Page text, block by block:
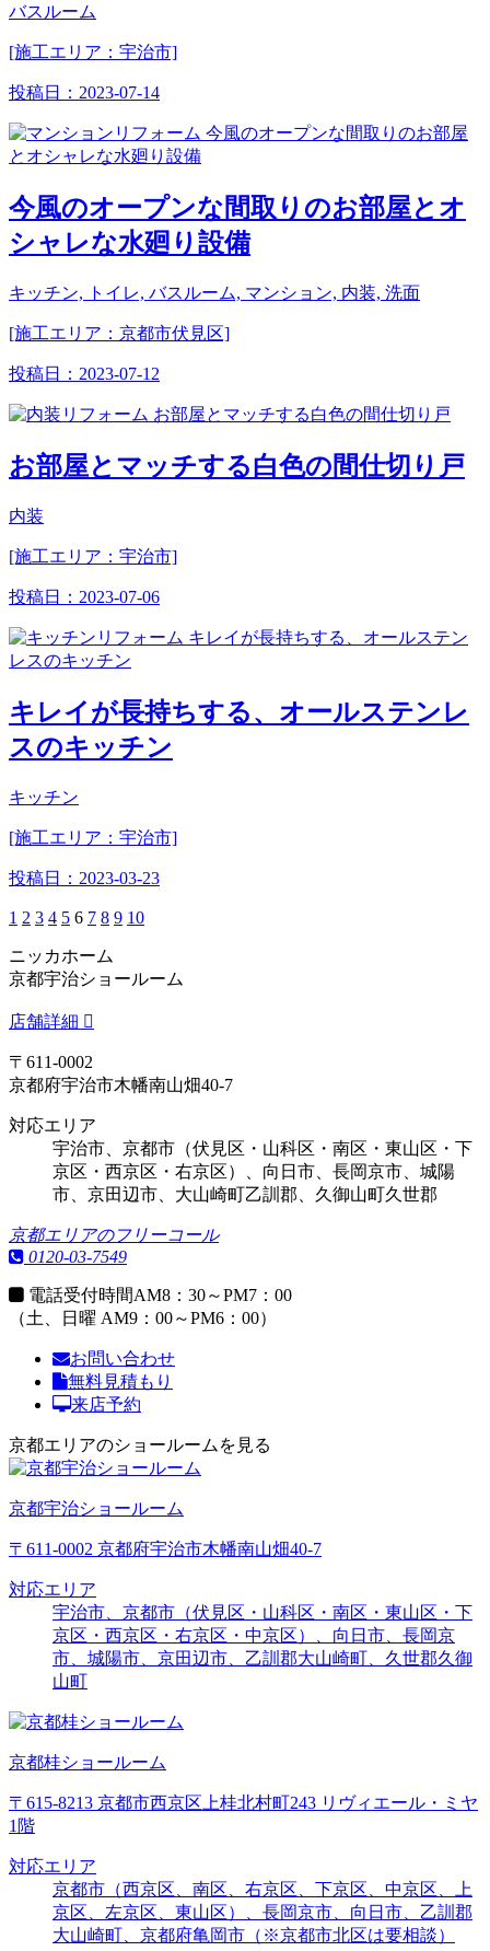
バスルーム
[施工エリア：宇治市]
投稿日： 2023-07-14
今風のオープンな間取りのお部屋とオ
シャレな水廻り設備
キッチン, トイレ, バスルーム, マンション, 内装, 洗面
[施工エリア：京都市伏見区]
投稿日： 2023-07-12
お部屋とマッチする白色の間仕切り戸
内装
[施工エリア：宇治市]
投稿日： 2023-07-06
キレイが長持ちする、オールステンレ
スのキッチン
キッチン
[施工エリア：宇治市]
投稿日： 2023-03-23
1 2 3 4 5 6 7 8 9 10
ニッカホーム
京都宇治ショールーム
店舗詳細
〒611-0002
京都府宇治市木幡南山畑40-7
対応エリア
宇治市、京都市（伏見区・山科区・南区・東山区・下
京区・西京区・右京区）、向日市、長岡京市、城陽
市、京田辺市、大山崎町乙訓郡、久御山町久世郡
京都エリアのフリーコール
0120-03-7549
電話受付時間AM8：30～PM7：00
（土、日曜 AM9：00～PM6：00）
お問い合わせ
無料見積もり
来店予約
京都エリアのショールームを見る
京都宇治ショールーム
〒611-0002 京都府宇治市木幡南山畑40-7
対応エリア
宇治市、京都市（伏見区・山科区・南区・東山区・下
京区・西京区・右京区・中京区）、向日市、長岡京
市、城陽市、京田辺市、乙訓郡大山崎町、久世郡久御
山町
京都桂ショールーム
〒615-8213 京都市西京区上桂北村町243 リヴィエール・ミヤ
1階
対応エリア
京都市（西京区、南区、右京区、下京区、中京区、上
京区、左京区、東山区）、長岡京市、向日市、乙訓郡
大山崎町、京都府亀岡市（※京都市北区は要相談）